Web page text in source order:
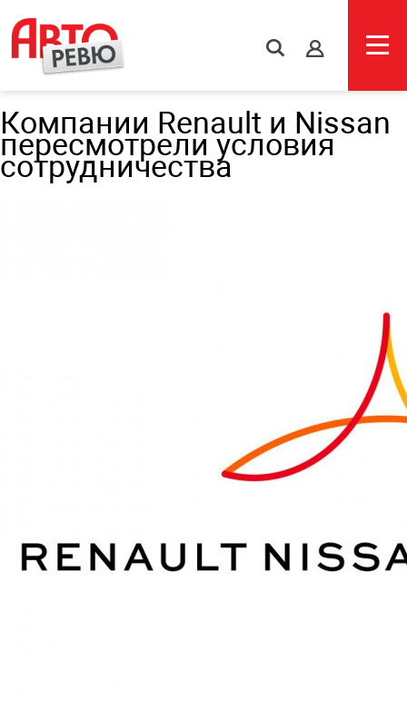
s
Компании Renault и Nissan
пересмотрели условия
сотрудничества